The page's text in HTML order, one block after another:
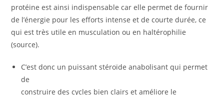
protéine est ainsi indispensable car elle permet de fournir
de l’énergie pour les efforts intense et de courte durée, ce
qui est très utile en musculation ou en haltérophilie
(source).
C’est donc un puissant stéroïde anabolisant qui permet
de
construire des cycles bien clairs et améliore le